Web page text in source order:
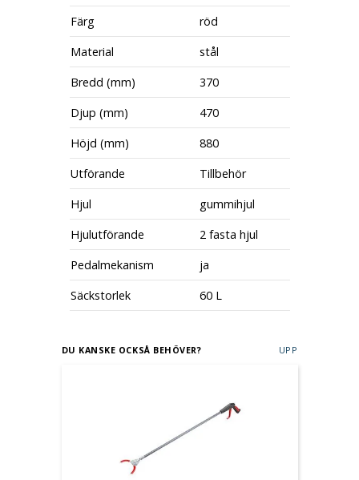
Färg
röd
Material
stål
Bredd (mm)
370
Djup (mm)
470
Höjd (mm)
880
Utförande
Tillbehör
Hjul
gummihjul
Hjulutförande
2 fasta hjul
Pedalmekanism
ja
Säckstorlek
60 L
DU KANSKE OCKSÅ BEHÖVER? UPP